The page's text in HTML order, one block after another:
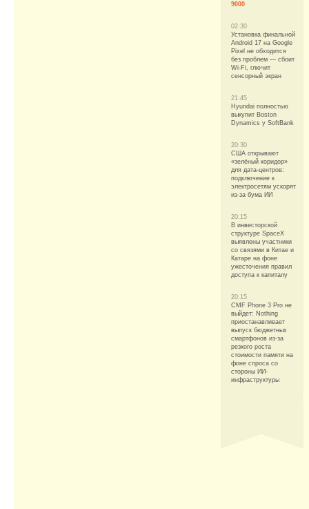
9000
02:30
Установка финальной
Android 17 на Google
Pixel не обходится
без проблем — сбоит
Wi-Fi, глючит
сенсорный экран
21:45
Hyundai полностью
выкупит Boston
Dynamics у SoftBank
20:30
США открывают
«зелёный коридор»
для дата-центров:
подключение к
электросетям ускорят
из-за бума ИИ
20:15
В инвесторской
структуре SpaceX
выявлены участники
со связями в Китае и
Катаре на фоне
ужесточения правил
доступа к капиталу
20:15
CMF Phone 3 Pro не
выйдет: Nothing
приостанавливает
выпуск бюджетных
смартфонов из-за
резкого роста
стоимости памяти на
фоне спроса со
стороны ИИ-
инфраструктуры